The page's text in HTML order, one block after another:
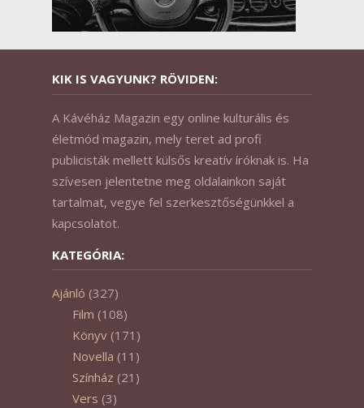
KIK IS VAGYUNK? RÖVIDEN:
A Kávéház Magazin egy online kulturális és
életmód magazin, mely teret ad profi
publicisták mellett külsős kreatív íróknak is. Ha
szívesen jelentetne meg oldalainkon saját
tartalmat, vegye fel szerkesztőségünkkel a
kapcsolatot.
KATEGÓRIA:
Ajánló (327)
Film (108)
Könyv (171)
Novella (11)
Színház (21)
Vers (3)